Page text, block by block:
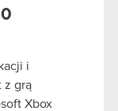
i
z grą
Xbox